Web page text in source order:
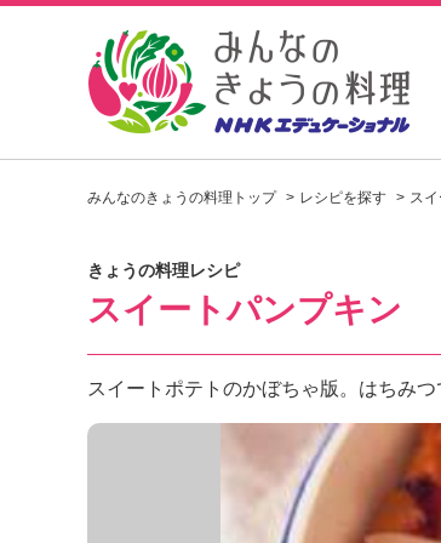
し
見
よ
う
。
N
H
みんなのきょうの料理トップ レシピを探す ス
きょうの料理レシピ
スイートパンプキン
スイートポテトのかぼちゃ版。はちみつ